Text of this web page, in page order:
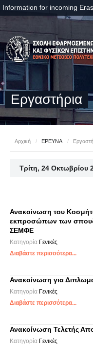
Information for incoming
Εργαστήρια
Αρχική / ΕΡΕΥΝΑ /
Τρίτη, 24 Οκτωβρίου
Ανακοίνωση του
εκπροσώπων των
ΣΕΜΦΕ
Κατηγορία Γενικές
Διαβάστε περισσότερα...
Ανακοίνωση για
Κατηγορία Γενικές
Διαβάστε περισσότερα...
Ανακοίνωση Τελετής
Κατηγορία Γενικές